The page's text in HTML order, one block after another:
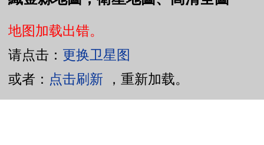
地图加载出错。
请点击： 更换卫星图
或者： 点击刷新 ，重新加载。